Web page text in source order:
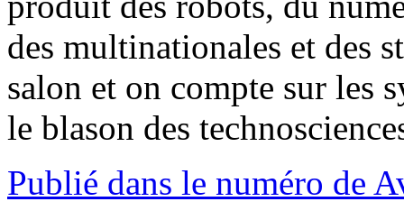
des multinationales et des
salon et on compte sur les
le blason des
Publié dans le numéro de